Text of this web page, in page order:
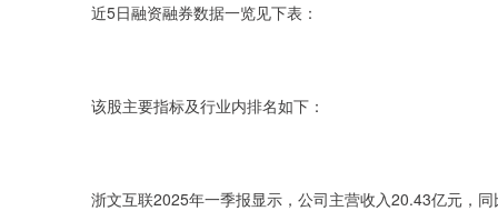
近5日融资融券数据一览见下表：
该股主要指标及行业内排名如下：
浙文互联2025年一季报显示，公司主营收入20.43亿元，